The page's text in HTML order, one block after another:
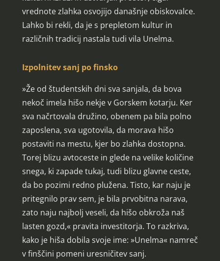
vrednote zlahka osvojijo današnje obiskovalce.
Lahko bi rekli, da je s prepletom kultur in
različnih tradicij nastala tudi vila Unelma.
Izpolnitev sanj po finsko
»Že od študentskih dni sva sanjala, da bova
nekoč imela hišo nekje v Gorskem kotarju. Ker
sva načrtovala družino, obenem pa bila polno
zaposlena, sva ugotovila, da morava hišo
postaviti na mestu, kjer bo zlahka dostopna.
Torej blizu avtoceste in glede na velike količine
snega, ki zapade tukaj, tudi blizu glavne ceste,
da bo pozimi redno plužena. Tisto, kar naju je
pritegnilo prav sem, je bila prvobitna narava,
zato naju najbolj veseli, da hišo obkroža naš
lasten gozd,« pravita investitorja. To razkriva,
kako je hiša dobila svoje ime: »Unelma« namreč
v finščini pomeni uresničitev sanj.